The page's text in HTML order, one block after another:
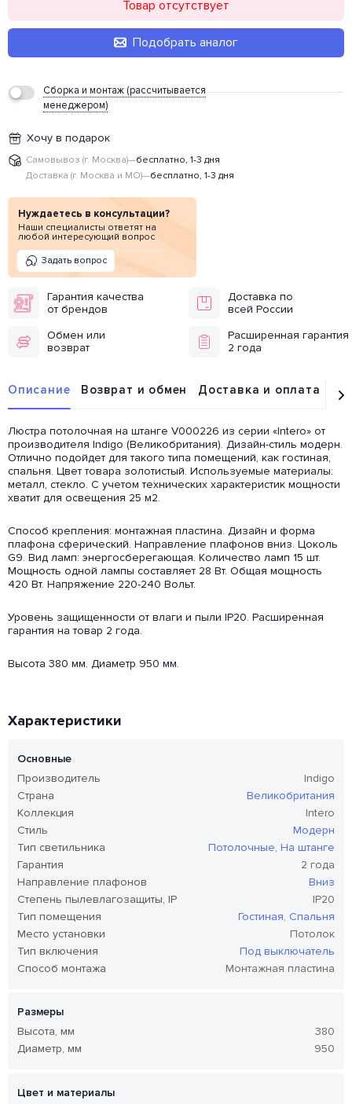
Товар отсутствует
Подобрать аналог
Сборка и монтаж (рассчитывается
менеджером)
Хочу в подарок
Самовывоз (г. Москва)—бесплатно, 1-3 дня
Доставка (г. Москва и МО)—бесплатно, 1-3 дня
Нуждаетесь в консультации?
Наши специалисты ответят на
любой интересующий вопрос
Задать вопрос
Гарантия качества
от брендов
Доставка по
всей России
Обмен или
возврат
Расширенная гарантия
2 года
Описание Возврат и обмен Доставка и оплата
Люстра потолочная на штанге V000226 из серии «Intero» от
производителя Indigo (Великобритания). Дизайн-стиль модерн.
Отлично подойдет для такого типа помещений, как гостиная,
спальня. Цвет товара золотистый. Используемые материалы:
металл, стекло. С учетом технических характеристик мощности
хватит для освещения 25 м2.
Способ крепления: монтажная пластина. Дизайн и форма
плафона сферический. Направление плафонов вниз. Цоколь
G9. Вид ламп: энергосберегающая. Количество ламп 15 шт.
Мощность одной лампы составляет 28 Вт. Общая мощность
420 Вт. Напряжение 220-240 Вольт.
Уровень защищенности от влаги и пыли IP20. Расширенная
гарантия на товар 2 года.
Высота 380 мм. Диаметр 950 мм.
Характеристики
Основные
Производитель
Indigo
Страна
Великобритания
Коллекция
Intero
Стиль
Модерн
Тип светильника
Потолочные, На штанге
Гарантия
2 года
Направление плафонов
Вниз
Степень пылевлагозащиты, IP
IP20
Тип помещения
Гостиная, Спальня
Место установки
Потолок
Тип включения
Под выключатель
Способ монтажа
Монтажная пластина
Размеры
Высота, мм
380
Диаметр, мм
950
Цвет и материалы